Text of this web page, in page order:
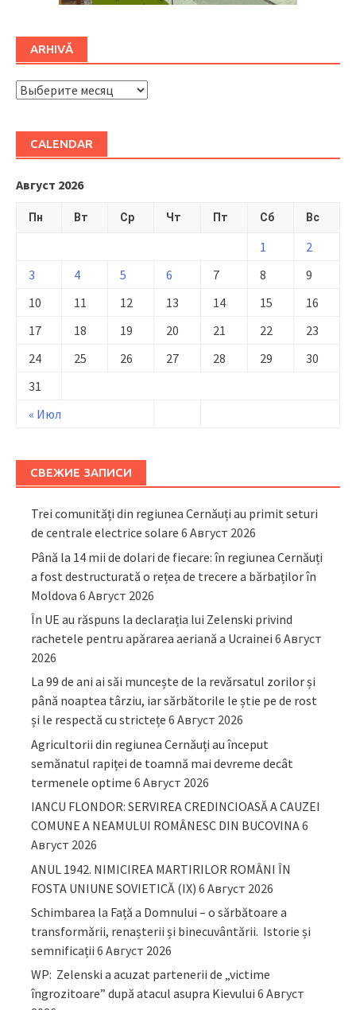
ARHIVĂ
ARHIVĂ
CALENDAR
Август 2026
Пн Вт Ср Чт Пт Сб Вс
« Июл
1
2
3
4 5 6 7 8
9
10
11 12 13 14 15
16
17
18 19 20 21 22
23
24
25 26 27 28 29
30
31
СВЕЖИЕ ЗАПИСИ
Trei comunități din regiunea Cernăuți au primit seturi
de centrale electrice solare 6 Август 2026
Până la 14 mii de dolari de fiecare: în regiunea Cernăuți
a fost destructurată o rețea de trecere a bărbaților în
Moldova 6 Август 2026
În UE au răspuns la declarația lui Zelenski privind
rachetele pentru apărarea aeriană a Ucrainei 6 Август
2026
La 99 de ani ai săi muncește de la revărsatul zorilor și
până noaptea târziu, iar sărbătorile le știe pe de rost
și le respectă cu strictețe 6 Август 2026
Agricultorii din regiunea Cernăuți au început
semănatul rapiței de toamnă mai devreme decât
termenele optime 6 Август 2026
IANCU FLONDOR: SERVIREA CREDINCIOASĂ A CAUZEI
COMUNE A NEAMULUI ROMÂNESC DIN BUCOVINA6
Август 2026
ANUL 1942. NIMICIREA MARTIRILOR ROMÂNI ÎN
FOSTA UNIUNE SOVIETICĂ (IX) 6 Август 2026
Schimbarea la Față a Domnului – o sărbătoare a
transformării, renașterii și binecuvântării. Istorie și
semnificații 6 Август 2026
WP: Zelenski a acuzat partenerii de „victime
îngrozitoare” după atacul asupra Kievului 6 Август